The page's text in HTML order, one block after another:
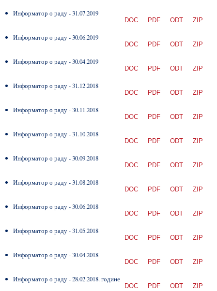
Информатор о раду - 31.07.2019
ZIP
ODT
PDF
DOC
Информатор о раду - 30.06.2019
ZIP
ODT
PDF
DOC
Информатор о раду - 30.04.2019
ZIP
ODT
PDF
DOC
Информатор о раду - 31.12.2018
ZIP
ODT
PDF
DOC
Информатор о раду - 30.11.2018
ZIP
ODT
PDF
DOC
Информатор о раду - 31.10.2018
ZIP
ODT
PDF
DOC
Информатор о раду - 30.09.2018
ZIP
ODT
PDF
DOC
Информатор о раду - 31.08.2018
ZIP
ODT
PDF
DOC
Информатор о раду - 30.06.2018
ZIP
ODT
PDF
DOC
Информатор о раду - 31.05.2018
ZIP
ODT
PDF
DOC
Информатор о раду - 30.04.2018
ZIP
ODT
PDF
DOC
Информатор о раду - 28.02.2018. године
ZIP
ODT
PDF
DOC